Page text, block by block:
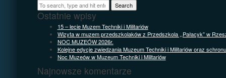
Search
Ostatnie wpisy
15 – lecie Muzem Techniki i Militariów
Wizyta w muzem przedszkolaków z Przedszkola ,,Pałacyk” w
NOC MUZEÓW 2026r.
Kolejne edycje zwiedzania Muzeum Techniki i Militariów oraz
Noc Muzeów w Muzeum Techniki i Militariów
Najnowsze komentarze